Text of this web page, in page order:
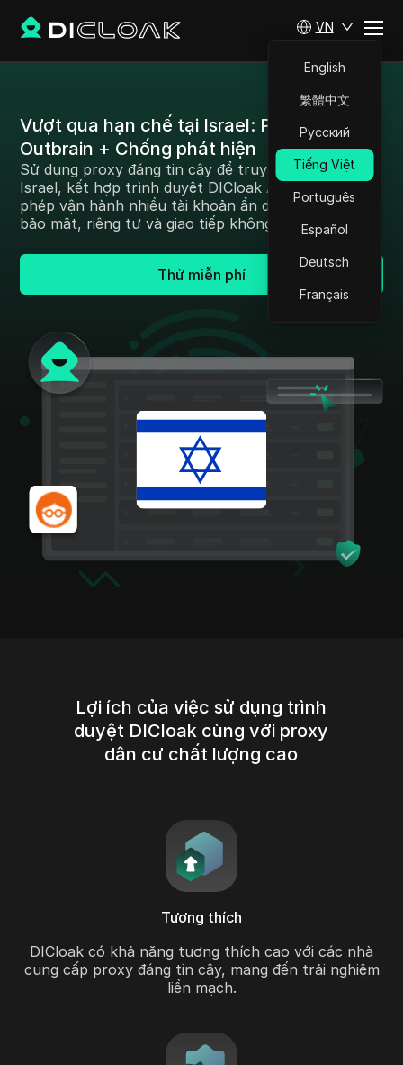
VN
English
繁體中文
Русский
Tiếng Việt
Português
Español
Deutsch
Français
Vượt qua hạn chế tại Israel: Proxy cho
Outbrain + Chống phát hiện
Sử dụng proxy đáng tin cậy để truy cập Outbrain ở
Israel, kết hợp trình duyệt DICloak Antidetect cho
phép vận hành nhiều tài khoản ẩn danh, đảm bảo
bảo mật, riêng tư và giao tiếp không bị gián đoạn.
Thử miễn phí
Lợi ích của việc sử dụng trình
duyệt DICloak cùng với proxy
dân cư chất lượng cao
Tương thích
DICloak có khả năng tương thích cao với các nhà
cung cấp proxy đáng tin cậy, mang đến trải nghiệm
liền mạch.